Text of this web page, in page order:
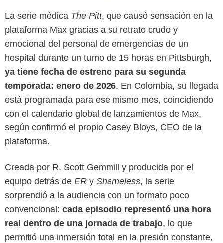
La serie médica The Pitt, que causó sensación en la
plataforma Max gracias a su retrato crudo y
emocional del personal de emergencias de un
hospital durante un turno de 15 horas en Pittsburgh,
ya tiene fecha de estreno para su segunda
temporada: enero de 2026. En Colombia, su llegada
está programada para ese mismo mes, coincidiendo
con el calendario global de lanzamientos de Max,
según confirmó el propio Casey Bloys, CEO de la
plataforma.
Creada por R. Scott Gemmill y producida por el
equipo detrás de ER y Shameless, la serie
sorprendió a la audiencia con un formato poco
convencional: cada episodio representó una hora
real dentro de una jornada de trabajo, lo que
permitió una inmersión total en la presión constante,